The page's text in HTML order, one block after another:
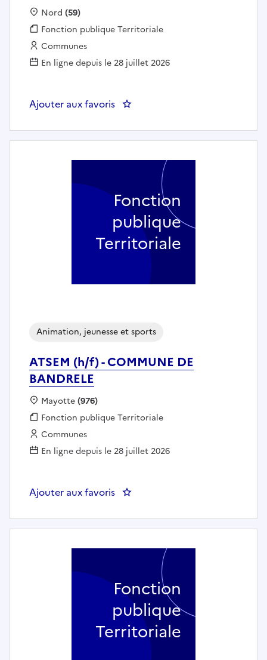
Localisation :
Nord (59)
Fonction publique :
Fonction publique Territoriale
Employeur :
Communes
En ligne depuis le 28 juillet 2026
Ajouter aux favoris : Animateur enfance - jeunesse
ATSEM (h/f) - COMMUNE DE
BANDRELE
Animation, jeunesse et sports
Localisation :
Mayotte(976)
Fonction publique :
Fonction publique Territoriale
Employeur :
Communes
En ligne depuis le 28 juillet 2026
Ajouter aux favoris : ATSEM (h/f) - COMMUNE DE
Fonction
publique
Territoriale
Fonction
publique
Territoriale